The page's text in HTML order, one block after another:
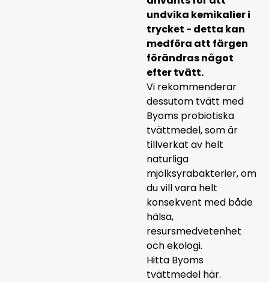
undvika kemikalier i
trycket - detta kan
medföra att färgen
förändras något
efter tvätt.
Vi rekommenderar
dessutom tvätt med
Byoms probiotiska
tvättmedel, som är
tillverkat av helt
naturliga
mjölksyrabakterier, om
du vill vara helt
konsekvent med både
hälsa,
resursmedvetenhet
och ekologi.
Hitta Byoms
tvättmedel här.